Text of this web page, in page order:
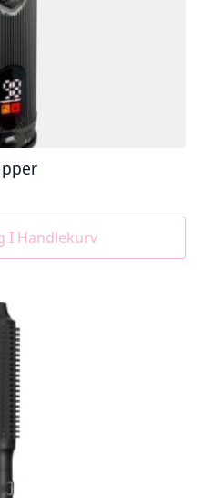
I Handlekurv